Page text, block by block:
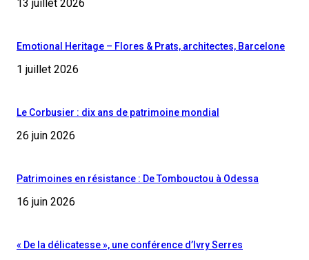
13 juillet 2026
Emotional Heritage – Flores & Prats, architectes, Barcelone
1 juillet 2026
Le Corbusier : dix ans de patrimoine mondial
26 juin 2026
Patrimoines en résistance : De Tombouctou à Odessa
16 juin 2026
« De la délicatesse », une conférence d’Ivry Serres